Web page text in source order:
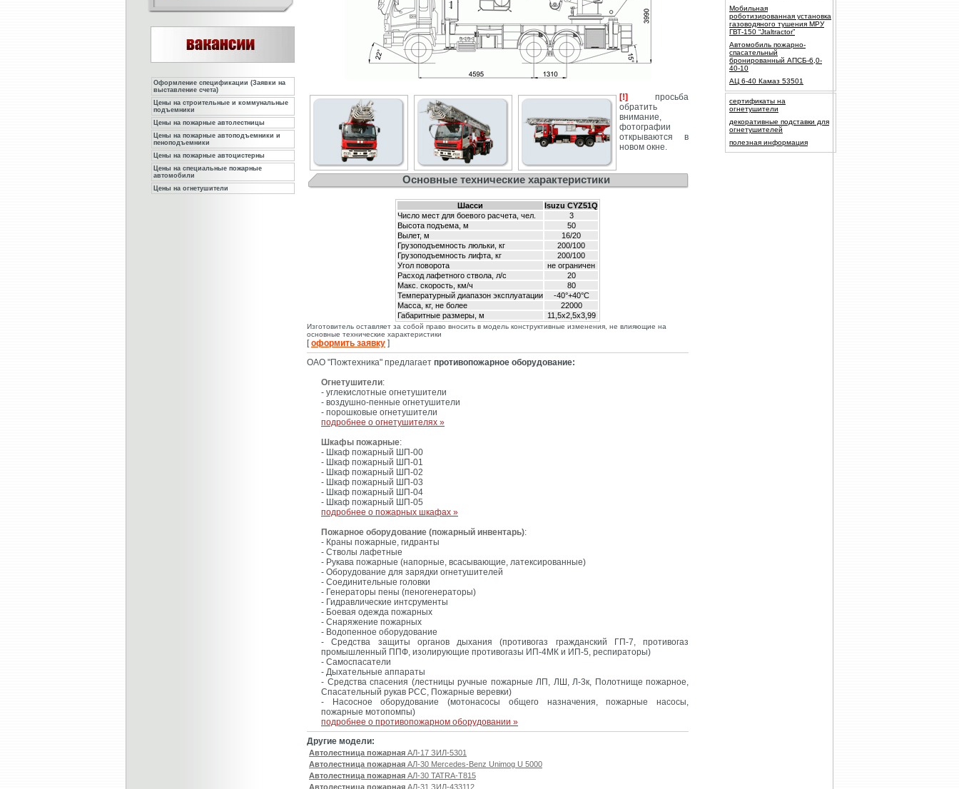
Оформление спецификации (Заявки на
выставление счета)
Цены на строительные и коммунальные
подъемники
Цены на пожарные автолестницы
Цены на пожарные автоподъемники и
пеноподъемники
Цены на пожарные автоцистерны
Цены на специальные пожарные
автомобили
Цены на огнетушители
[!]
просьба
обратить
внимание,
фотографии
открываются в
новом окне.
Основные технические характеристики
Шасси
Isuzu CYZ51Q
Число мест для боевого расчета, чел.
3
Высота подъема, м
50
Вылет, м
16/20
Грузоподъемность люльки, кг
200/100
Грузоподъемность лифта, кг
200/100
Угол поворота
не ограничен
Расход лафетного ствола, л/с
20
Макс. скорость, км/ч
80
Температурный диапазон эксплуатации
-40°+40°С
Масса, кг, не более
22000
Габаритные размеры, м
11,5х2,5х3,99
Изготовитель оставляет за собой право вносить в модель конструктивные изменения, не влияющие на
основные технические характеристики
[оформить заявку ]
ОАО "Пожтехника" предлагает противопожарное оборудование:
Огнетушители:
- углекислотные огнетушители
- воздушно-пенные огнетушители
- порошковые огнетушители
подробнее о огнетушителях »
Шкафы пожарные:
- Шкаф пожарный ШП-00
- Шкаф пожарный ШП-01
- Шкаф пожарный ШП-02
- Шкаф пожарный ШП-03
- Шкаф пожарный ШП-04
- Шкаф пожарный ШП-05
подробнее о пожарных шкафах »
Пожарное оборудование (пожарный инвентарь):
- Краны пожарные, гидранты
- Стволы лафетные
- Рукава пожарные (напорные, всасывающие, латексированные)
- Оборудование для зарядки огнетушителей
- Соединительные головки
- Генераторы пены (пеногенераторы)
- Гидравлические интсрументы
- Боевая одежда пожарных
- Снаряжение пожарных
- Водопенное оборудование
- Средства защиты органов дыхания (противогаз гражданский ГП-7, противогаз
промышленный ППФ, изолирующие противогазы ИП-4МК и ИП-5, респираторы)
- Самоспасатели
- Дыхательные аппараты
- Средства спасения (лестницы ручные пожарные ЛП, ЛШ, Л-3к, Полотнище пожарное,
Спасательный рукав РСС, Пожарные веревки)
- Насосное оборудование (мотонасосы общего назначения, пожарные насосы,
пожарные мотопомпы)
подробнее о противопожарном оборудовании »
Другие модели:
Автолестница пожарная АЛ-17 ЗИЛ-5301
Автолестница пожарная АЛ-30 Mercedes-Benz Unimog U 5000
Автолестница пожарная АЛ-30 TATRA-T815
Автолестница пожарная АЛ-31 ЗИЛ-433112
Мобильная
роботизированная установка
газоводяного тушения МРУ
ГВТ-150 “Jtaltractor”
Автомобиль пожарно-
спасательный
бронированный АПСБ-6,0-
40-10
АЦ 6-40 Камаз 53501
сертификаты на
огнетушители
декоративные подставки для
огнетушителей
полезная информация